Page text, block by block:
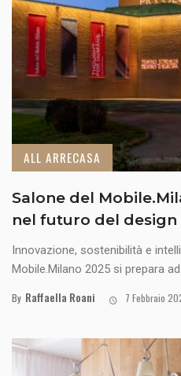
ALL ARRECASA
Salone del
nel futuro del design
Innovazione, sostenibilità e
Mobile.Milano 2025 si prepara
By Raffaella Roani 7 Febbraio